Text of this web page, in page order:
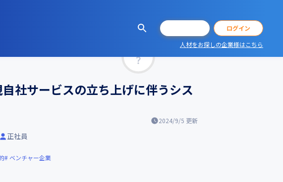
ログイン
人材をお探しの企業様はこちら
社サービスの立ち上げに伴うシス
2024/9/5 更新
正社員
ベンチャー企業